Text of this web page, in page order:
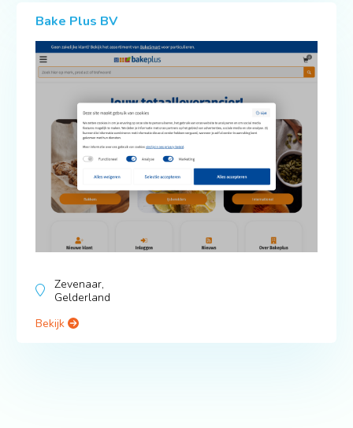
Bake Plus BV
Zevenaar,
Gelderland
Bekijk